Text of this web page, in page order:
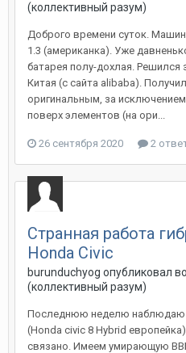
(коллективный разум)
Доброго времени суток.
1.3 (американка). Уже
батарея полу-дохлая. Решился
Китая (с сайта alibaba).
оригинальным, за
поверх элементов (на ори...
26 сентября 2020 2
Странная работа
Honda Civic
burunduchyog опубликовал
(коллективный разум)
Последнюю неделю наблюдаю
(Honda civic 8 Hybrid
связано. Имеем умирающую